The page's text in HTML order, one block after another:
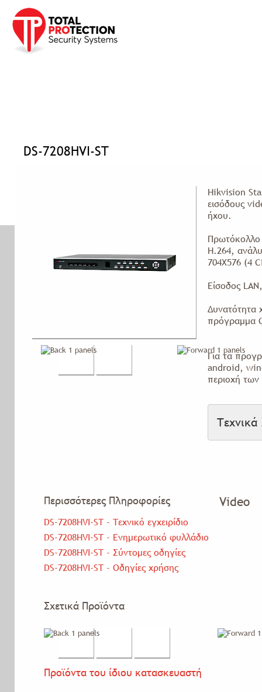
DS-7208HVI-ST
Hikvision
εισόδους
ήχου.
Πρωτόκολλο
Η.264,
704Χ576 (4
Είσοδος
Δυνατότητα
πρόγραμμα
Για τα
android,
περιοχή των
Περισσότερες Πληροφορίες
DS-7208HVI-SΤ - Τεχνικό εγχειρίδιο
DS-7208HVI-SΤ - Ενημερωτικό φυλλάδιο
DS-7208HVI-SΤ - Σύντομες οδηγίες
DS-7208HVI-SΤ - Οδηγίες χρήσης
Σχετικά Προϊόντα
Προϊόντα του ίδιου κατασκευαστή
Video